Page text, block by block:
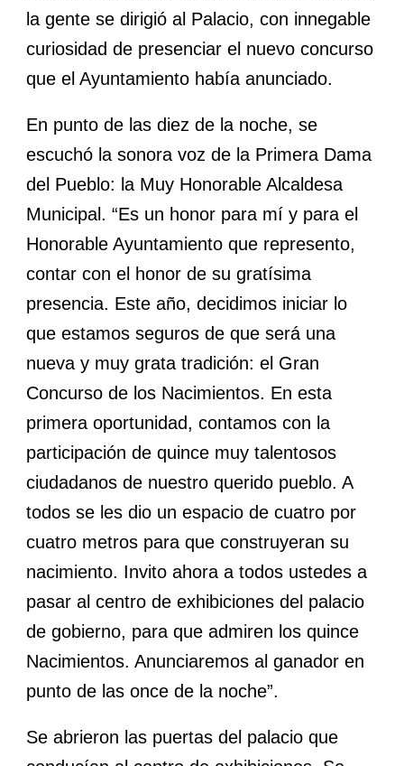
la gente se dirigió al Palacio, con innegable
curiosidad de presenciar el nuevo concurso
que el Ayuntamiento había anunciado.
En punto de las diez de la noche, se
escuchó la sonora voz de la Primera Dama
del Pueblo: la Muy Honorable Alcaldesa
Municipal. “Es un honor para mí y para el
Honorable Ayuntamiento que represento,
contar con el honor de su gratísima
presencia. Este año, decidimos iniciar lo
que estamos seguros de que será una
nueva y muy grata tradición: el Gran
Concurso de los Nacimientos. En esta
primera oportunidad, contamos con la
participación de quince muy talentosos
ciudadanos de nuestro querido pueblo. A
todos se les dio un espacio de cuatro por
cuatro metros para que construyeran su
nacimiento. Invito ahora a todos ustedes a
pasar al centro de exhibiciones del palacio
de gobierno, para que admiren los quince
Nacimientos. Anunciaremos al ganador en
punto de las once de la noche”.
Se abrieron las puertas del palacio que